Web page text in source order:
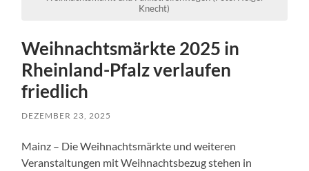
Knecht)
Weihnachtsmärkte 2025 in
Rheinland-Pfalz verlaufen
friedlich
DEZEMBER 23, 2025
Mainz – Die Weihnachtsmärkte und weiteren
Veranstaltungen mit Weihnachtsbezug stehen in